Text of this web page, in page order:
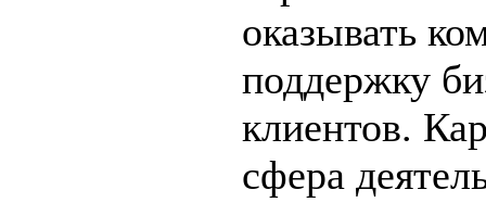
оказывать
поддержку
клиентов.
сфера